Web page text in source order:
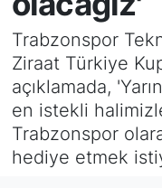
Trabzonspor
Ziraat Türkiye
açıklamada,
en istekli
Trabzonspor
hediye etmek
KÜLTÜR -
MAGAZİN
SAĞLIK
Tüm
Son Dakika
Haber Arşivi